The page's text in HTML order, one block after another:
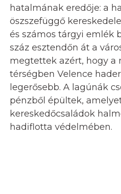
hatalmának eredője: a
öszszefüggő
és számos tárgyi emlék
száz esztendőn át a
megtettek azért, hogy a
térségben Velence
legerősebb. A lagúnák
pénzből épültek,
kereskedőcsaládok
hadiflotta védelmében.